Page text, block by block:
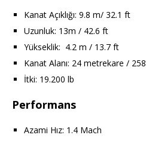
Kanat Açıklığı: 9.8 m/ 32.1 ft
Uzunluk: 13m / 42.6 ft
Yükseklik: 4.2 m / 13.7 ft
Kanat Alanı: 24 metrekare /
İtki: 19.200 lb
Performans
Azami Hız: 1.4 Mach